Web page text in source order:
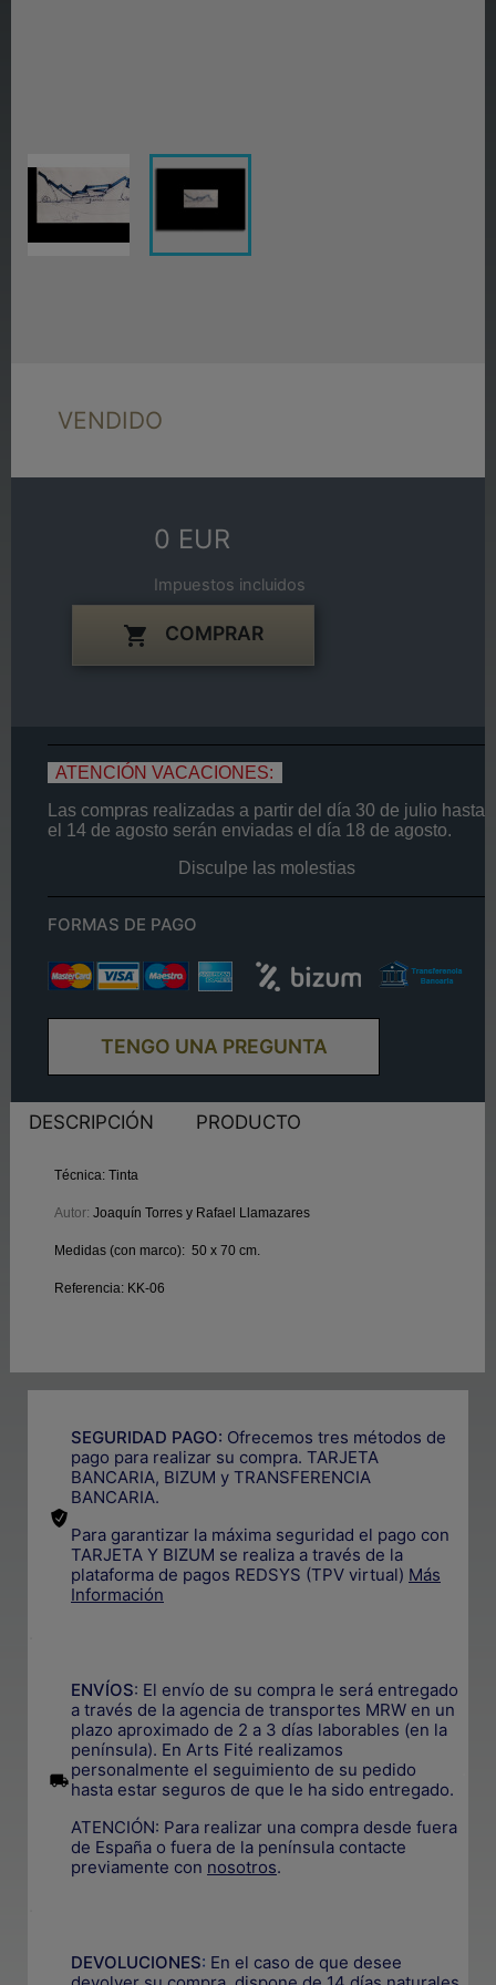
VENDIDO
0 EUR
Impuestos incluidos
 COMPRAR
ATENCIÓN VACACIONES:
Las compras realizadas a partir del día 30 de julio hasta
el 14 de agosto serán enviadas el día 18 de agosto.
Disculpe las molestias
FORMAS DE PAGO
TENGO UNA PREGUNTA
DESCRIPCIÓN PRODUCTO
Técnica: Tinta
Autor: Joaquín Torres y Rafael Llamazares
Medidas (con marco): 50 x 70 cm.
Referencia: KK-06
SEGURIDAD PAGO: Ofrecemos tres métodos de
pago para realizar su compra. TARJETA
BANCARIA, BIZUM y TRANSFERENCIA
BANCARIA.
Para garantizar la máxima seguridad el pago con
TARJETA Y BIZUM se realiza a través de la
plataforma de pagos REDSYS (TPV virtual) Más
Información
ENVÍOS: El envío de su compra le será entregado
a través de la agencia de transportes MRW en un
plazo aproximado de 2 a 3 días laborables (en la
península). En Arts Fité realizamos
personalmente el seguimiento de su pedido
hasta estar seguros de que le ha sido entregado.
ATENCIÓN: Para realizar una compra desde fuera
de España o fuera de la península contacte
previamente con nosotros.
DEVOLUCIONES: En el caso de que desee